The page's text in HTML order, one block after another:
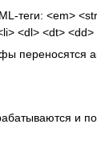
теги: <em>
<dl> <dt> <dd>
переносятся
и